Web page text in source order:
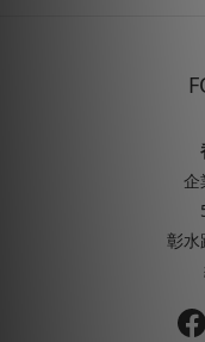
企
彰水